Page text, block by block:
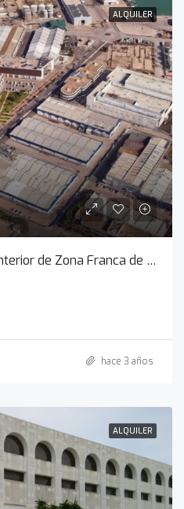
ALQUILER
Parcela 10.A en Recinto Interior de Zona Franca de Cádiz
hace 3 años
ALQUILER